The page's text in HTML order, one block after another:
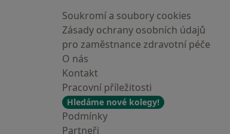
Soukromí a soubory cookies
Zásady ochrany osobních údajů
pro zaměstnance zdravotní péče
O nás
Kontakt
Pracovní příležitosti
Hledáme nové kolegy!
Podmínky
Partneři